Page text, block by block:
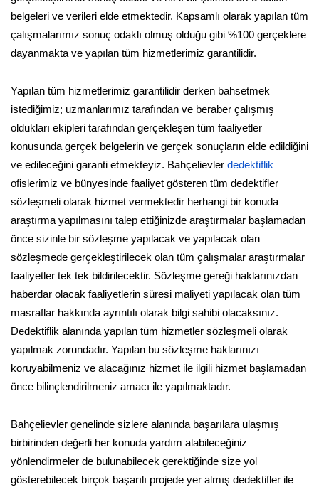
belgeleri ve verileri elde etmektedir. Kapsamlı olarak yapılan tüm
çalışmalarımız sonuç odaklı olmuş olduğu gibi %100 gerçeklere
dayanmakta ve yapılan tüm hizmetlerimiz garantilidir.
Yapılan tüm hizmetlerimiz garantilidir derken bahsetmek
istediğimiz; uzmanlarımız tarafından ve beraber çalışmış
oldukları ekipleri tarafından gerçekleşen tüm faaliyetler
konusunda gerçek belgelerin ve gerçek sonuçların elde edildiğini
ve edileceğini garanti etmekteyiz. Bahçelievler dedektiflik
ofislerimiz ve bünyesinde faaliyet gösteren tüm dedektifler
sözleşmeli olarak hizmet vermektedir herhangi bir konuda
araştırma yapılmasını talep ettiğinizde araştırmalar başlamadan
önce sizinle bir sözleşme yapılacak ve yapılacak olan
sözleşmede gerçekleştirilecek olan tüm çalışmalar araştırmalar
faaliyetler tek tek bildirilecektir. Sözleşme gereği haklarınızdan
haberdar olacak faaliyetlerin süresi maliyeti yapılacak olan tüm
masraflar hakkında ayrıntılı olarak bilgi sahibi olacaksınız.
Dedektiflik alanında yapılan tüm hizmetler sözleşmeli olarak
yapılmak zorundadır. Yapılan bu sözleşme haklarınızı
koruyabilmeniz ve alacağınız hizmet ile ilgili hizmet başlamadan
önce bilinçlendirilmeniz amacı ile yapılmaktadır.
Bahçelievler genelinde sizlere alanında başarılara ulaşmış
birbirinden değerli her konuda yardım alabileceğiniz
yönlendirmeler de bulunabilecek gerektiğinde size yol
gösterebilecek birçok başarılı projede yer almış dedektifler ile